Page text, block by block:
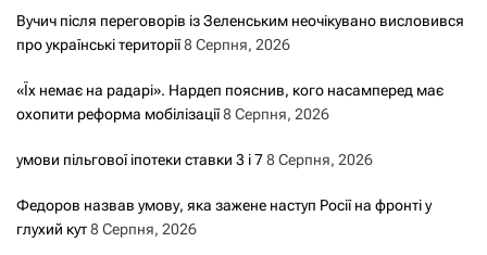
Вучич після переговорів із Зеленським неочікувано висловився
про українські території8 Серпня, 2026
«Їх немає на радарі». Нардеп пояснив, кого насамперед має
охопити реформа мобілізації8 Серпня, 2026
умови пільгової іпотеки ставки 3 і 78 Серпня, 2026
Федоров назвав умову, яка зажене наступ Росії на фронті у
глухий кут8 Серпня, 2026